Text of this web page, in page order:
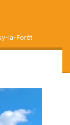
la-Forêt